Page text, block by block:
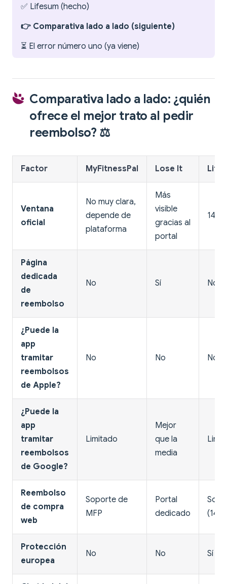
✅ Lifesum (hecho)
👉 Comparativa lado a lado (siguiente)
⏳ El error número uno (ya viene)
Comparativa lado a lado: ¿quién
ofrece el mejor trato al pedir
reembolso? ⚖️
Factor MyFitnessPal Lose It
Ventana
oficial
No muy clara,
depende de
plataforma
Más
visible
gracias al
portal
14
Página
dedicada
de
reembolso
No Sí No
¿Puede la
app
tramitar
reembolsos
de Apple?
No No No
¿Puede la
app
tramitar
reembolsos
de Google?
Limitado
Mejor
que la
media
Reembolso
de compra
web
Soporte de
MFP
Portal
dedicado
(14
Protección
europea
No No Sí